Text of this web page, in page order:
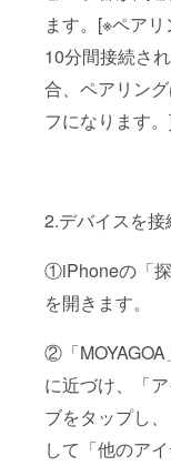
ます。[※ペア
10分間接続さ
合、ペアリン
フになります
2.デバイスを接
①iPhoneの「
を開きます。
②「
に近づけ、「
ブをタップし
して「他のア